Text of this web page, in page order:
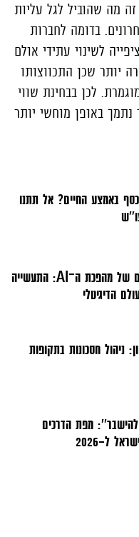
מה שהוביל לגל עליות
בדומה לחברות
לשינוי עתידי אולם
יותר שכן התכווצותו
לכן בבחינת שווי
באופן מוחשי יותר
באמצע החיים? אל תתנו
מאחורי הקלעים של מהפכת ה־AI: התעשייה
הדיגיטלי
ניהול חסכונות בתקופות
מפת הדרכים
ל-2026